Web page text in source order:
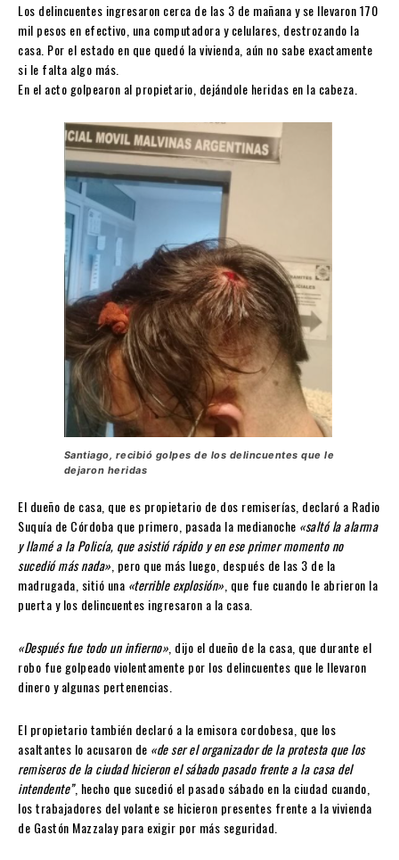
Los delincuentes ingresaron cerca de las 3 de mañana y se llevaron 170
mil pesos en efectivo, una computadora y celulares, destrozando la
casa. Por el estado en que quedó la vivienda, aún no sabe exactamente
si le falta algo más.
En el acto golpearon al propietario, dejándole heridas en la cabeza.
Santiago, recibió golpes de los delincuentes que le
dejaron heridas
El dueño de casa, que es propietario de dos remiserías, declaró a Radio
Suquía de Córdoba que primero, pasada la medianoche «saltó la alarma
y llamé a la Policía, que asistió rápido y en ese primer momento no
sucedió más nada», pero que más luego, después de las 3 de la
madrugada, sitió una «terrible explosión», que fue cuando le abrieron la
puerta y los delincuentes ingresaron a la casa.
«Después fue todo un infierno», dijo el dueño de la casa, que durante el
robo fue golpeado violentamente por los delincuentes que le llevaron
dinero y algunas pertenencias.
El propietario también declaró a la emisora cordobesa, que los
asaltantes lo acusaron de «de ser el organizador de la protesta que los
remiseros de la ciudad hicieron el sábado pasado frente a la casa del
intendente”, hecho que sucedió el pasado sábado en la ciudad cuando,
los trabajadores del volante se hicieron presentes frente a la vivienda
de Gastón Mazzalay para exigir por más seguridad.